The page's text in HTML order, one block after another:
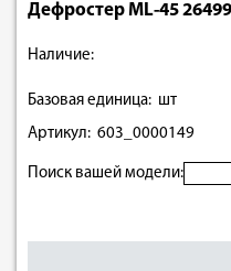
Дефростер ML-45
Наличие:
Базовая единица: шт
Артикул: 603_0000149
Поиск вашей модели: